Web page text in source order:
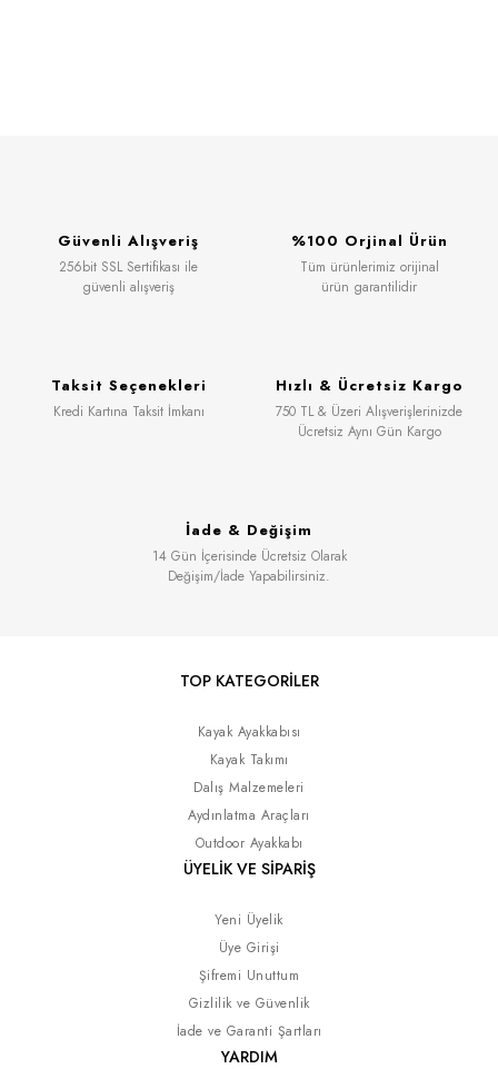
Güvenli Alışveriş
256bit SSL Sertifikası ile
güvenli alışveriş
%100 Orjinal Ürün
Tüm ürünlerimiz orijinal
ürün garantilidir
Taksit Seçenekleri
Kredi Kartına Taksit İmkanı
Hızlı & Ücretsiz Kargo
750 TL & Üzeri Alışverişlerinizde
Ücretsiz Aynı Gün Kargo
İade & Değişim
14 Gün İçerisinde Ücretsiz Olarak
Değişim/İade Yapabilirsiniz.
TOP KATEGORİLER
Kayak Ayakkabısı
Kayak Takımı
Dalış Malzemeleri
Aydınlatma Araçları
Outdoor Ayakkabı
ÜYELİK VE SİPARİŞ
Yeni Üyelik
Üye Girişi
Şifremi Unuttum
Gizlilik ve Güvenlik
İade ve Garanti Şartları
YARDIM